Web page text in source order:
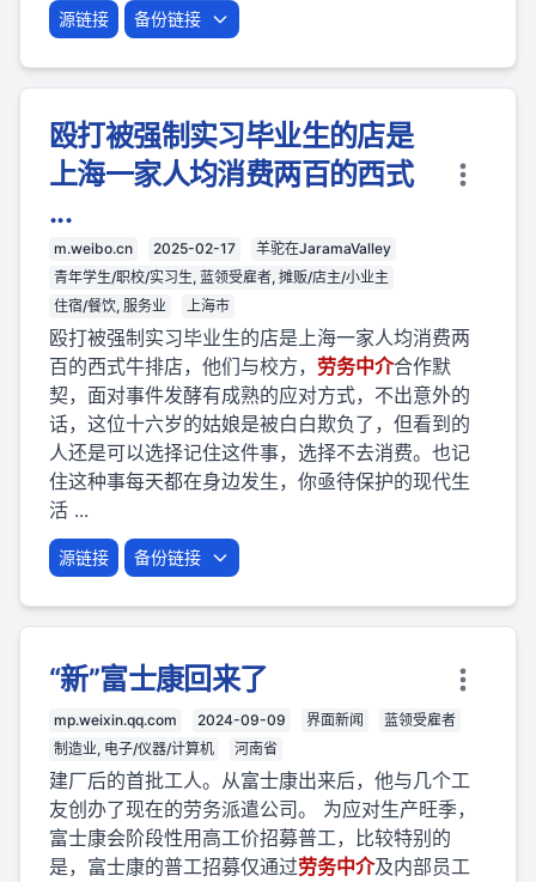
源链接 备份链接
殴打被强制实习毕业生的店是
上海一家人均消费两百的西式
...
m.weibo.cn 2025-02-17
羊驼在JaramaValley
青年学生/职校/实习生, 蓝领受雇者, 摊贩/店主/小业主
住宿/餐饮, 服务业
上海市
殴打被强制实习毕业生的店是上海一家人均消费两
百的西式牛排店，他们与校方， 劳务中介合作默
契，面对事件发酵有成熟的应对方式，不出意外的
话，这位十六岁的姑娘是被白白欺负了，但看到的
人还是可以选择记住这件事，选择不去消费。也记
住这种事每天都在身边发生，你亟待保护的现代生
活 ...
源链接 备份链接
“新”富士康回来了
mp.weixin.qq.com 2024-09-09 界面新闻
蓝领受雇者
制造业, 电子/仪器/计算机
河南省
建厂后的首批工人。从富士康出来后，他与几个工
友创办了现在的劳务派遣公司。 为应对生产旺季，
富士康会阶段性用高工价招募普工，比较特别的
是，富士康的普工招募仅通过劳务中介及内部员工